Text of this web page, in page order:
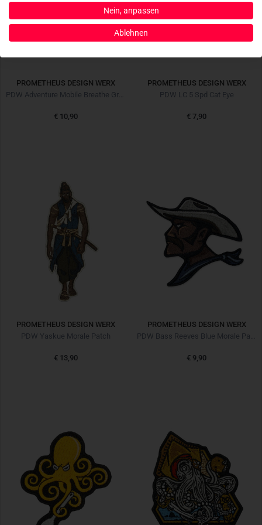
PROMETHEUS DESIGN WERX
PDW Adventure Mobile Breathe Green Morale Patch
€ 10,90
PROMETHEUS DESIGN WERX
PDW LC 5 Spd Cat Eye
€ 7,90
PROMETHEUS DESIGN WERX
PDW Yaskue Morale Patch
€ 13,90
PROMETHEUS DESIGN WERX
PDW Bass Reeves Blue Morale Patch
€ 9,90
Nein, anpassen
Ablehnen